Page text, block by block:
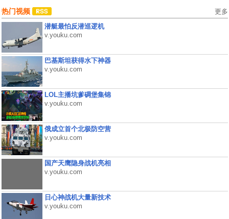
热门视频 更多
潜艇最怕反潜巡逻机
v.youku.com
巴基斯坦获得水下神器
v.youku.com
LOL主播坑爹碉堡集锦
v.youku.com
俄成立首个北极防空营
v.youku.com
国产天鹰隐身战机亮相
v.youku.com
日心神战机大量新技术
v.youku.com